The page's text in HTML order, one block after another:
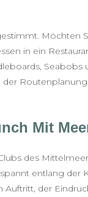
Möchten
in ein
Mit
des
entlang der
Auftritt, der